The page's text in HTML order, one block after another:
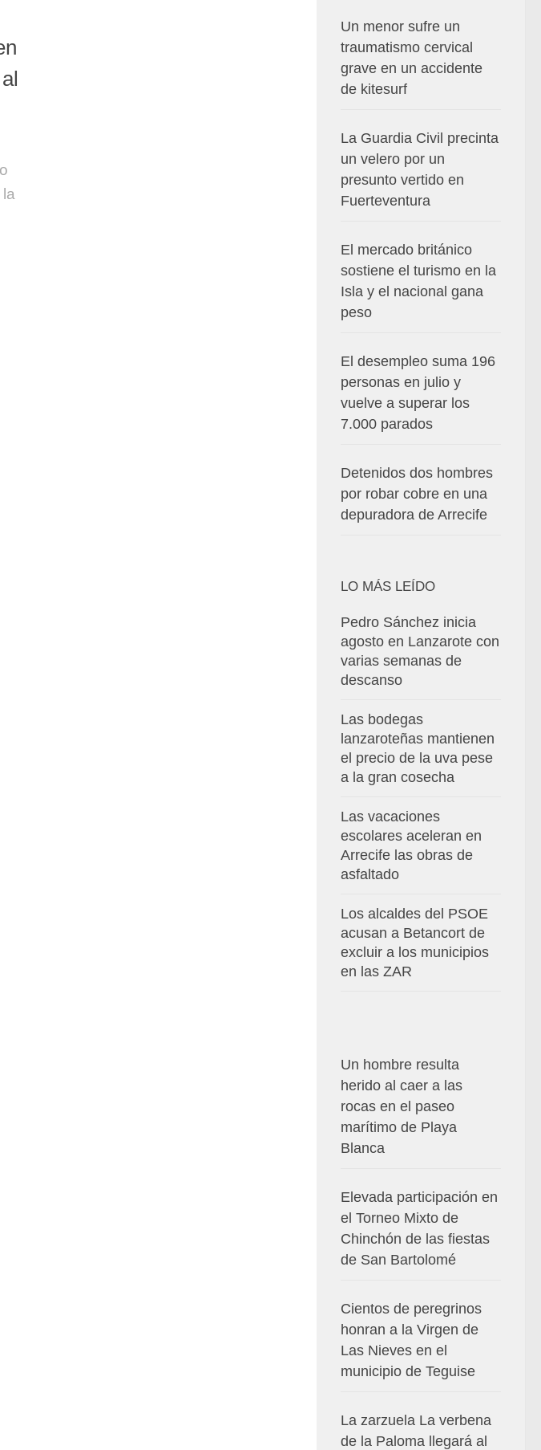
Un menor sufre un
traumatismo cervical
grave en un accidente
de kitesurf
La Guardia Civil precinta
un velero por un
presunto vertido en
Fuerteventura
El mercado británico
sostiene el turismo en la
Isla y el nacional gana
peso
El desempleo suma 196
personas en julio y
vuelve a superar los
7.000 parados
Detenidos dos hombres
por robar cobre en una
depuradora de Arrecife
LO MÁS LEÍDO
Pedro Sánchez inicia
agosto en Lanzarote con
varias semanas de
descanso
Las bodegas
lanzaroteñas mantienen
el precio de la uva pese
a la gran cosecha
Las vacaciones
escolares aceleran en
Arrecife las obras de
asfaltado
Los alcaldes del PSOE
acusan a Betancort de
excluir a los municipios
en las ZAR
Un hombre resulta
herido al caer a las
rocas en el paseo
marítimo de Playa
Blanca
Elevada participación en
el Torneo Mixto de
Chinchón de las fiestas
de San Bartolomé
Cientos de peregrinos
honran a la Virgen de
Las Nieves en el
municipio de Teguise
La zarzuela La verbena
de la Paloma llegará al